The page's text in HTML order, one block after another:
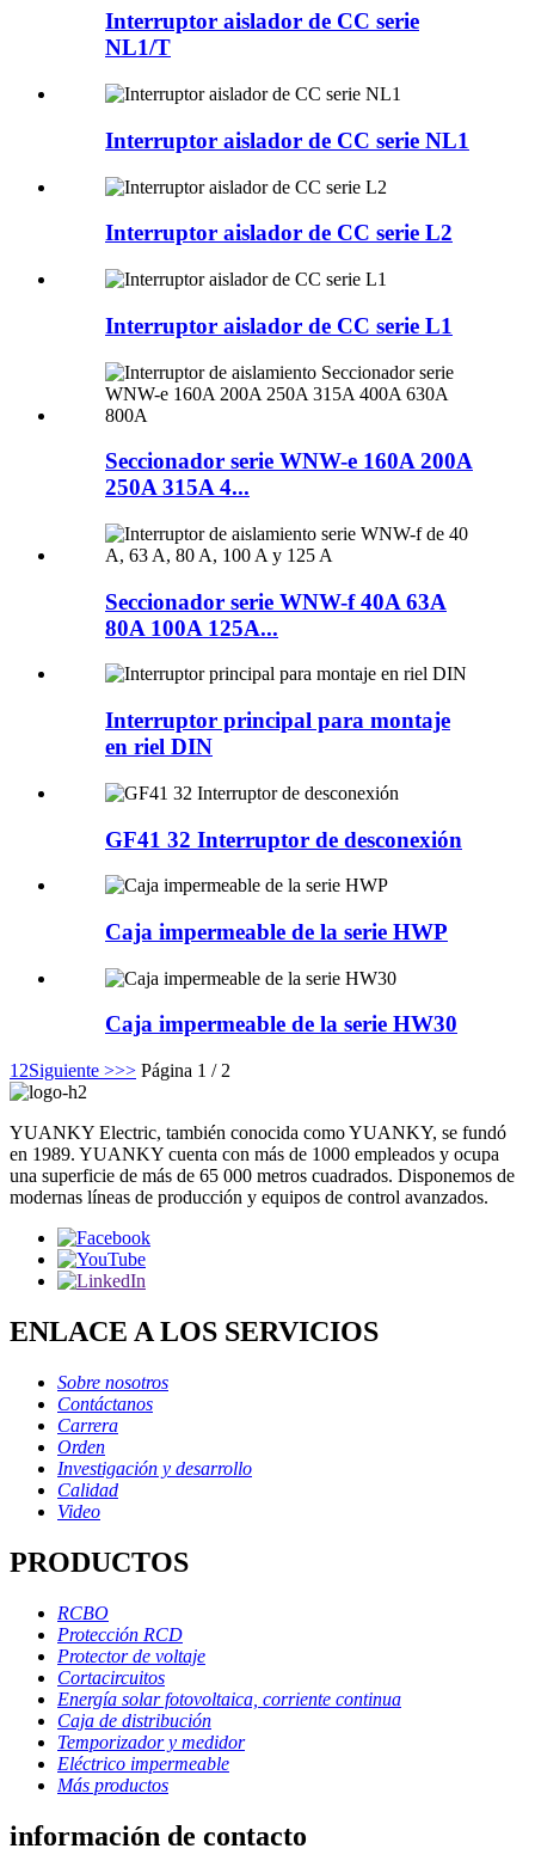
Interruptor aislador de CC serie
NL1/T
Interruptor aislador de CC serie NL1
Interruptor aislador de CC serie L2
Interruptor aislador de CC serie L1
Seccionador serie WNW-e 160A 200A
250A 315A 4...
Seccionador serie WNW-f 40A 63A
80A 100A 125A...
Interruptor principal para montaje
en riel DIN
GF41 32 Interruptor de desconexión
Caja impermeable de la serie HWP
Caja impermeable de la serie HW30
1 2Siguiente >>> Página 1 / 2
YUANKY Electric, también conocida como YUANKY, se fundó
en 1989. YUANKY cuenta con más de 1000 empleados y ocupa
una superficie de más de 65 000 metros cuadrados. Disponemos de
modernas líneas de producción y equipos de control avanzados.
ENLACE A LOS SERVICIOS
Sobre nosotros
Contáctanos
Carrera
Orden
Investigación y desarrollo
Calidad
Video
PRODUCTOS
RCBO
Protección RCD
Protector de voltaje
Cortacircuitos
Energía solar fotovoltaica, corriente continua
Caja de distribución
Temporizador y medidor
Eléctrico impermeable
Más productos
información de contacto